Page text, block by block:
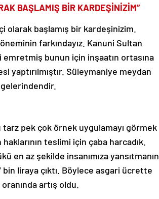
BAŞLAMIŞ BİR KARDEŞİNİZİM”
olarak başlamış bir kardeşinizim.
öneminin farkındayız. Kanuni Sultan
bunun için inşaatın ortasına
yaptırılmıştır. Süleymaniye meydan
tarz pek çok örnek uygulamayı görmek
teslimi için çaba harcadık.
en az şekilde insanımıza yansıtmanın
liraya çıktı. Böylece asgari ücrette
artış oldu.